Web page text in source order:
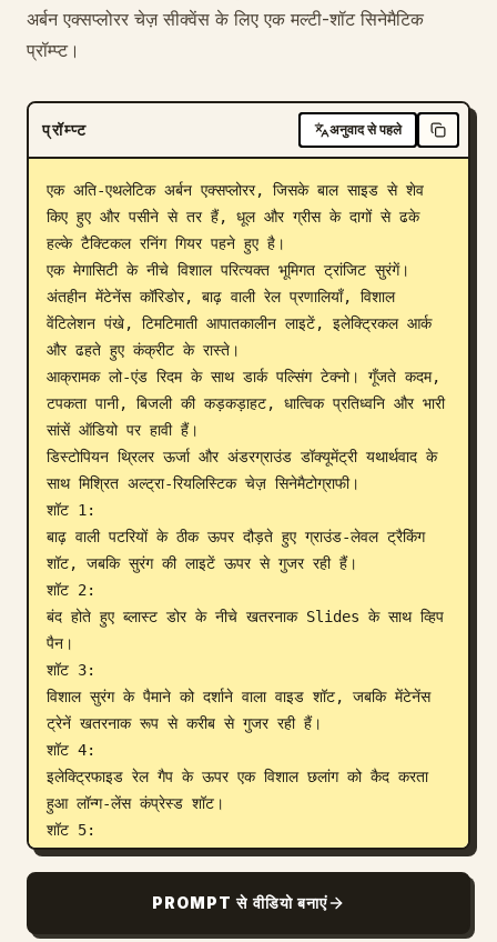
अपडेट
अर्बन एक्सप्लोरर चेज़ सीक्वेंस के लिए एक मल्टी-शॉट सिनेमैटिक
प्रॉम्प्ट।
प्रॉम्प्ट अनुवाद से पहले
एक अति-एथलेटिक अर्बन एक्सप्लोरर, जिसके बाल साइड से शेव
किए हुए और पसीने से तर हैं, धूल और ग्रीस के दागों से ढके
हल्के टैक्टिकल रनिंग गियर पहने हुए है।
एक मेगासिटी के नीचे विशाल परित्यक्त भूमिगत ट्रांजिट सुरंगें।
अंतहीन मेंटेनेंस कॉरिडोर, बाढ़ वाली रेल प्रणालियाँ, विशाल
वेंटिलेशन पंखे, टिमटिमाती आपातकालीन लाइटें, इलेक्ट्रिकल आर्क
और ढहते हुए कंक्रीट के रास्ते।
आक्रामक लो-एंड रिदम के साथ डार्क पल्सिंग टेक्नो। गूँजते कदम,
टपकता पानी, बिजली की कड़कड़ाहट, धात्विक प्रतिध्वनि और भारी
सांसें ऑडियो पर हावी हैं।
डिस्टोपियन थ्रिलर ऊर्जा और अंडरग्राउंड डॉक्यूमेंट्री यथार्थवाद के
साथ मिश्रित अल्ट्रा-रियलिस्टिक चेज़ सिनेमैटोग्राफी।
शॉट 1:
बाढ़ वाली पटरियों के ठीक ऊपर दौड़ते हुए ग्राउंड-लेवल ट्रैकिंग
शॉट, जबकि सुरंग की लाइटें ऊपर से गुजर रही हैं।
शॉट 2:
बंद होते हुए ब्लास्ट डोर के नीचे खतरनाक Slides के साथ व्हिप
पैन।
शॉट 3:
विशाल सुरंग के पैमाने को दर्शाने वाला वाइड शॉट, जबकि मेंटेनेंस
ट्रेनें खतरनाक रूप से करीब से गुजर रही हैं।
शॉट 4:
इलेक्ट्रिफाइड रेल गैप के ऊपर एक विशाल छलांग को कैद करता
हुआ लॉन्ग-लेंस कंप्रेस्ड शॉट।
शॉट 5:
गहरी सुरंग शाफ्ट के ऊपर अस्थिर मचान (scaffolding) के
ढहते हुए मेंटेनेंस कॉरिडोर के माध्यम से अंतिम असंभव स्प्रिंट,
PROMPT से वीडियो बनाएं